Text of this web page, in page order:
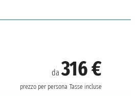
da316 €
prezzo per persona Tasse incluse